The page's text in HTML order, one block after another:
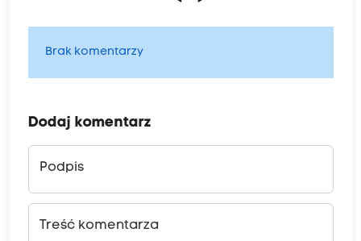
Brak komentarzy
Dodaj komentarz
Podpis
Treść komentarza